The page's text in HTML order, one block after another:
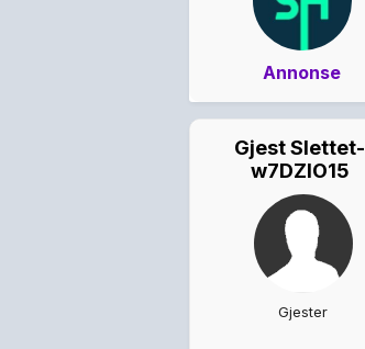
Annonse
Gjest Slettet-
w7DZlO15
Gjester